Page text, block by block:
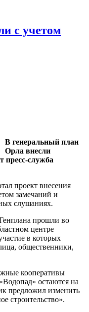
с учетом
В генеральный план
Орла внесли
пресс-служба
проект внесения
замечаний и
слушаниях.
прошли во
центре
в которых
общественники,
кооперативы
остаются на
предложил изменить
строительство».